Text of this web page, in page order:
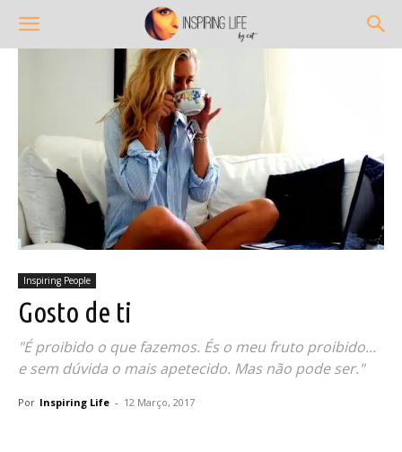
Inspiring People
Gosto de ti
"É proibido o que fazemos. És o meu fruto proibido...
e sem dúvida o mais apetecido. Mas não pode ser."
Por Inspiring Life - 12 Março, 2017